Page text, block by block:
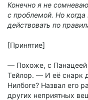
Конечно я не
с проблемой. Но когда
действовать по
[Принятие]
— Похоже, с Панацеей
Тейлор. — И её снарк
Нилбоге? Назвал его
других неприятных